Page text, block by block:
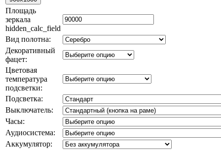
Площадь
зеркала
hidden_calc_field
Вид полотна:
Декоративный
фацет:
Цветовая
температура
подсветки:
Подсветка:
Выключатель:
Часы:
Аудиосистема:
Аккумулятор: